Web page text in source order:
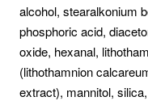
alcohol, stearalkonium
phosphoric acid,
oxide, hexanal,
(lithothamnion
extract), mannitol,